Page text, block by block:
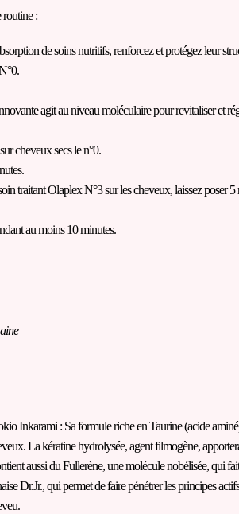
routine :
de soins nutritifs, renforcez et protégez leur
agit au niveau moléculaire pour revitaliser et
cheveux secs le n°0.
traitant Olaplex N°3 sur les cheveux, laissez poser 5
au moins 10 minutes.
Inkarami : Sa formule riche en Taurine (acide
La kératine hydrolysée, agent filmogène,
aussi du Fullerène, une molécule nobélisée, qui
Dr.Jr., qui permet de faire pénétrer les principes